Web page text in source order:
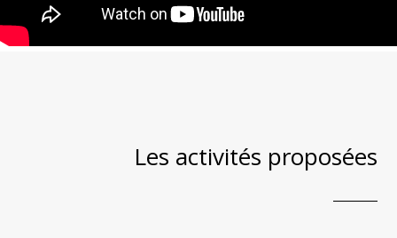
Les activités proposées